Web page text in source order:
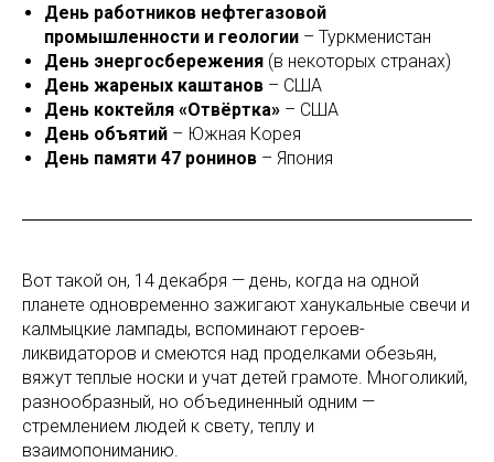
День работников нефтегазовой
промышленности и геологии – Туркменистан
День энергосбережения (в некоторых странах)
День жареных каштанов – США
День коктейля «Отвёртка» – США
День объятий – Южная Корея
День памяти 47 ронинов – Япония
Вот такой он, 14 декабря — день, когда на одной
планете одновременно зажигают ханукальные свечи и
калмыцкие лампады, вспоминают героев-
ликвидаторов и смеются над проделками обезьян,
вяжут теплые носки и учат детей грамоте. Многоликий,
разнообразный, но объединенный одним —
стремлением людей к свету, теплу и
взаимопониманию.